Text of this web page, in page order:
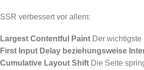
SSR verbessert vor allem:
Largest Contentful Paint Der
First Input Delay beziehungsweise
Cumulative Layout Shift Die Seite